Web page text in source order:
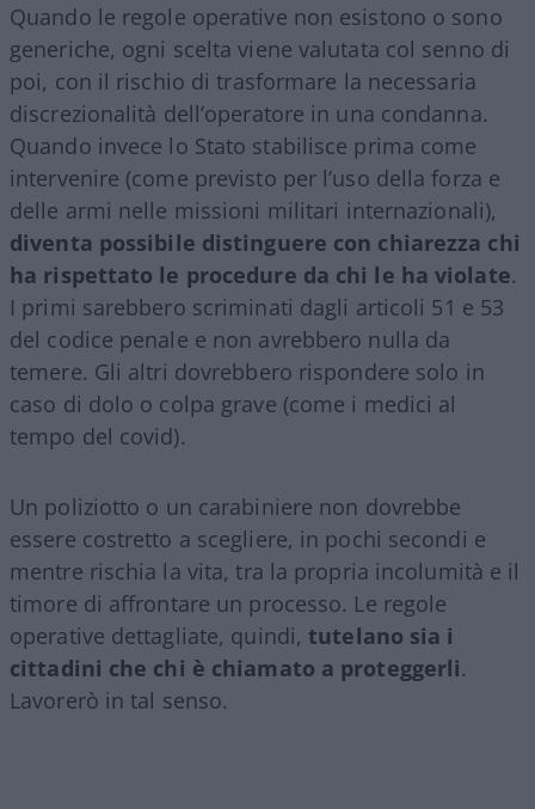
Quando le regole operative non esistono o sono
generiche, ogni scelta viene valutata col senno di
poi, con il rischio di trasformare la necessaria
discrezionalità dell’operatore in una condanna.
Quando invece lo Stato stabilisce prima come
intervenire (come previsto per l’uso della forza e
delle armi nelle missioni militari internazionali),
diventa possibile distinguere con chiarezza chi
ha rispettato le procedure da chi le ha violate.
I primi sarebbero scriminati dagli articoli 51 e 53
del codice penale e non avrebbero nulla da
temere. Gli altri dovrebbero rispondere solo in
caso di dolo o colpa grave (come i medici al
tempo del covid).
Un poliziotto o un carabiniere non dovrebbe
essere costretto a scegliere, in pochi secondi e
mentre rischia la vita, tra la propria incolumità e il
timore di affrontare un processo. Le regole
operative dettagliate, quindi,tutelano sia i
cittadini che chi è chiamato a proteggerli.
Lavorerò in tal senso.